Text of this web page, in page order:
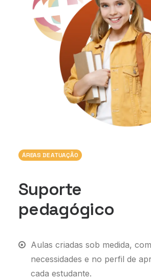
ÁREAS DE ATUAÇÃO
Suporte
pedagógico
Aulas criadas sob medida,
necessidades e no perfil de
cada estudante.